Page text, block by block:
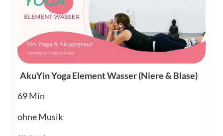
AkuYin Yoga Element Wasser (Niere & Blase)
69
ohne Musik